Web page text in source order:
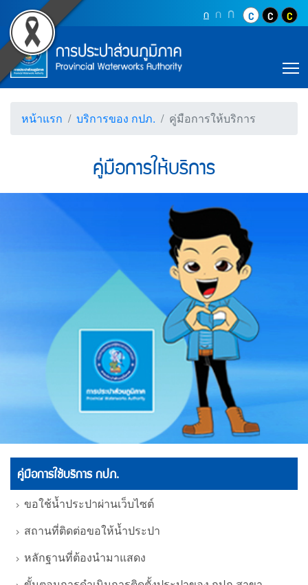
คู่มือการให้บริการ (การป
ข้ามไปยังเนื้อหา (Skip to content)
ข้ามไปยังเมนู (Skip to menu)
หน้าค้นหาข้อมูลในเว็บไซต์ (Search)
หน้าแผนผังเว็บไซต์ (Sitemap)
ตัวช่วยเหลือการเข้าถึงเว็บไซต์
หน้าหลักหรือโฮมเพจ
หน้าคำถามยอดฮิต
Top Menu กปุ่มปรับตัวอักษรให้เป็นขนา
กปุ่มเพิ่มขนาดตัวอักษร
ก ปุ่มเพิ่มขนาดตั
ปุ่มปรับสีตัวอัก
ปุ่มปรับสี
ปุ่ม
Main Menu
ตราสัญลักษณ์ และค่านิยม การประปาส่ว
หน้าแรก บริการของ กปภ. คู่มือการให้บริการ
คู่มือการให้บริการ
คู่มือการใช้บริการ กปภ.
ขอใช้น้ำประปาผ่านเว็บไซต์
สถานที่ติดต่อขอให้น้ำประปา
หลักฐานที่ต้องนำมาแสดง